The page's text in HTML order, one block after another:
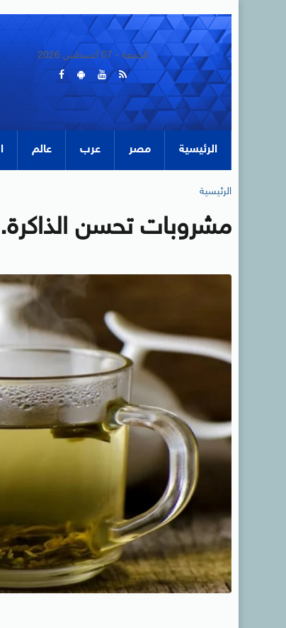
الجمعة - 07 أغسطس 2026
الرئيسية مصر عرب عالم
الرئيسية
مشروبات تحسن